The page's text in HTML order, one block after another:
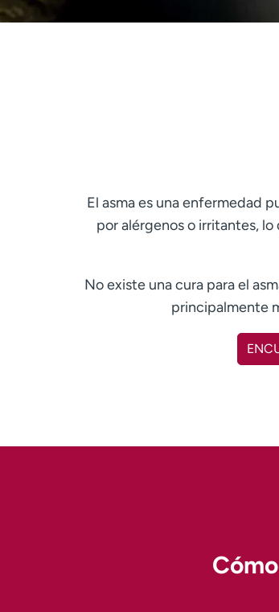
El asma es una enfermedad
por alérgenos o irritantes,
No existe una cura para el
principalmente